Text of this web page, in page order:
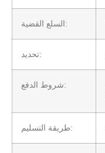
السلع القضية:
تحديد:
شروط الدفع:
طريقة التسليم: